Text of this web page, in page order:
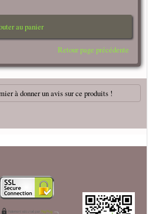
au panier
Retour page précédente
à donner un avis sur ce produits !